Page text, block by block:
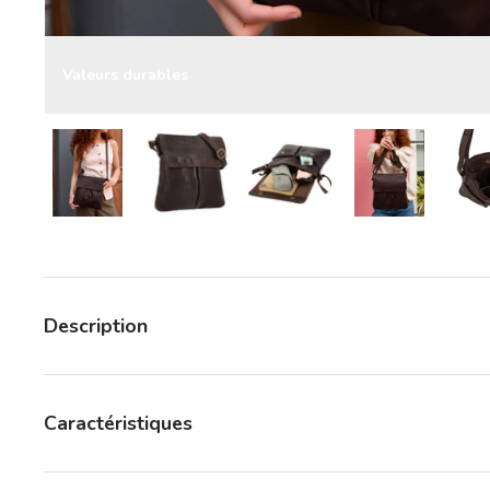
Description
Caractéristiques